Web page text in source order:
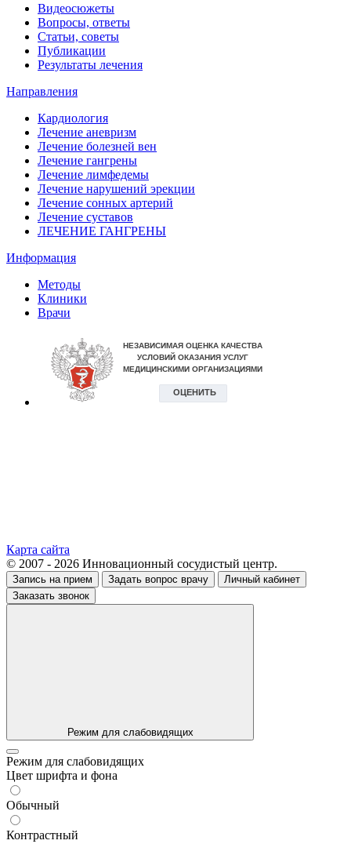
Видеосюжеты
Вопросы, ответы
Статьи, советы
Публикации
Результаты лечения
Направления
Кардиология
Лечение аневризм
Лечение болезней вен
Лечение гангрены
Лечение лимфедемы
Лечение нарушений эрекции
Лечение сонных артерий
Лечение суставов
ЛЕЧЕНИЕ ГАНГРЕНЫ
Информация
Методы
Клиники
Врачи
Карта сайта
© 2007 - 2026 Инновационный сосудистый центр.
Запись на прием Задать вопрос врачу
Личный кабинет
Заказать звонок
Режим для слабовидящих
Режим для слабовидящих
Цвет шрифта и фона
Обычный
Контрастный